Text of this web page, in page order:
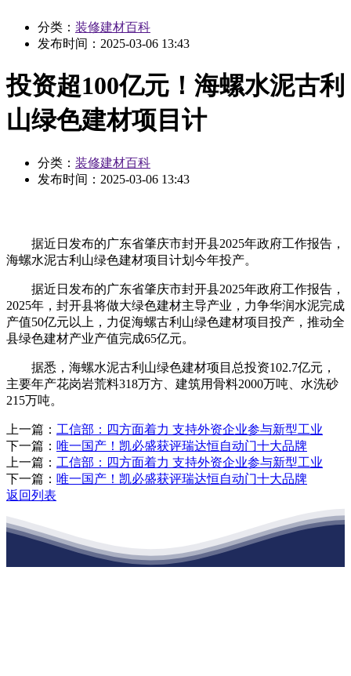
分类： 装修建材百科
发布时间： 2025-03-06 13:43
投资超100亿元！海螺水泥古利
山绿色建材项目计
分类： 装修建材百科
发布时间： 2025-03-06 13:43
据近日发布的广东省肇庆市封开县2025年政府工作报告，
海螺水泥古利山绿色建材项目计划今年投产。
据近日发布的广东省肇庆市封开县2025年政府工作报告，
2025年，封开县将做大绿色建材主导产业，力争华润水泥完成
产值50亿元以上，力促海螺古利山绿色建材项目投产，推动全
县绿色建材产业产值完成65亿元。
据悉，海螺水泥古利山绿色建材项目总投资102.7亿元，
主要年产花岗岩荒料318万方、建筑用骨料2000万吨、水洗砂
215万吨。
上一篇： 工信部：四方面着力 支持外资企业参与新型工业
下一篇： 唯一国产！凯必盛获评瑞达恒自动门十大品牌
上一篇： 工信部：四方面着力 支持外资企业参与新型工业
下一篇： 唯一国产！凯必盛获评瑞达恒自动门十大品牌
返回列表